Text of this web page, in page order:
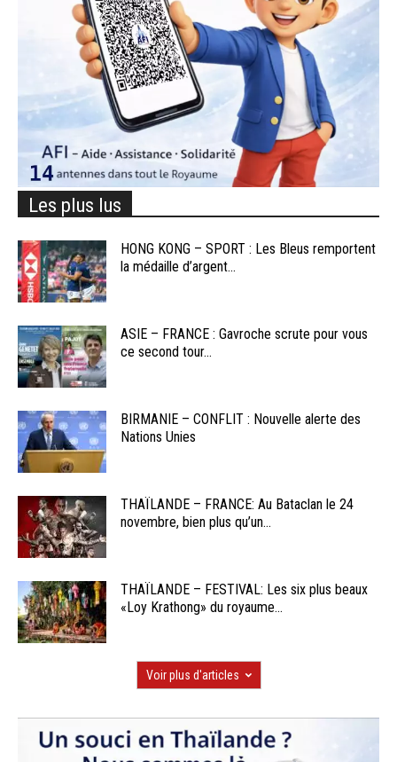
Les plus lus
HONG KONG – SPORT : Les Bleus remportent
la médaille d’argent...
ASIE – FRANCE : Gavroche scrute pour vous
ce second tour...
BIRMANIE – CONFLIT : Nouvelle alerte des
Nations Unies
THAÏLANDE – FRANCE: Au Bataclan le 24
novembre, bien plus qu’un...
THAÏLANDE – FESTIVAL: Les six plus beaux
«Loy Krathong» du royaume...
Voir plus d'articles